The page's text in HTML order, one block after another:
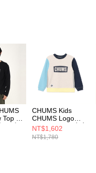
Top 男
/炭
CHUMS Kids
CHUMS Logo
Crew Top LP 中大
童 圓領套頭衫
Lt.BlueCrazy
NT$1,602
NT$1,780